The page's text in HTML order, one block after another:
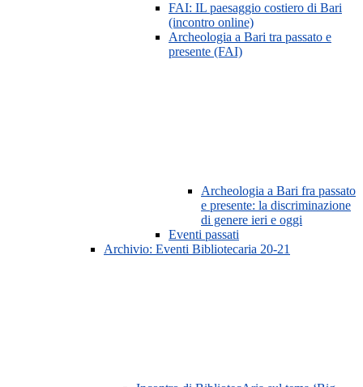
FAI: IL paesaggio costiero di Bari
(incontro online)
Archeologia a Bari tra passato e
presente (FAI)
Archeologia a Bari fra passato
e presente: la discriminazione
di genere ieri e oggi
Eventi passati
Archivio: Eventi Bibliotecaria 20-21